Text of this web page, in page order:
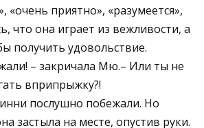
«очень приятно», «разумеется»,
что она играет из вежливости, а
получить удовольствие.
– закричала Мю.– Или ты не
вприпрыжку?!
послушно побежали. Но
застыла на месте, опустив руки.